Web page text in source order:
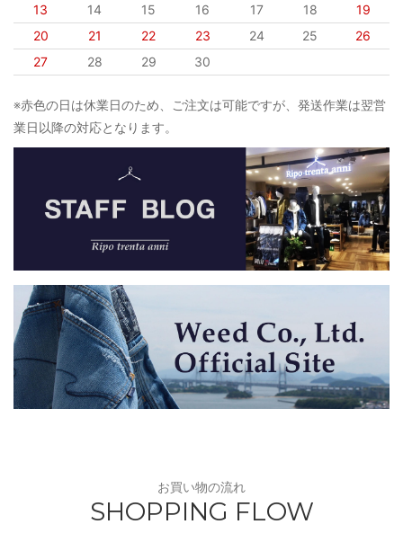
13
14 15 16 17 18
19
20
21 22 23 24 25
26
27
28 29 30
※赤色の日は休業日のため、ご注文は可能ですが、発送作業は翌営
業日以降の対応となります。
お買い物の流れ
SHOPPING FLOW